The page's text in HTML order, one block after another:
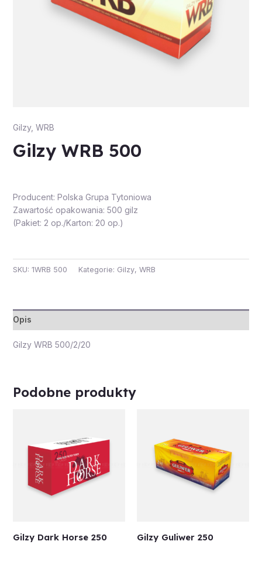
Gilzy, WRB
Gilzy WRB 500
Producent: Polska Grupa Tytoniowa
Zawartość opakowania: 500 gilz
(Pakiet: 2 op./Karton: 20 op.)
SKU: 1WRB 500 Kategorie: Gilzy, WRB
Opis
Gilzy WRB 500/2/20
Podobne produkty
Gilzy Dark Horse 250 Gilzy Guliwer 250